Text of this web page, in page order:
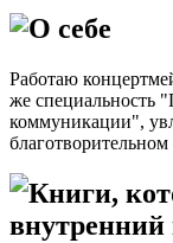
О себе
Работаю
же специальность
коммуникации",
Книги,